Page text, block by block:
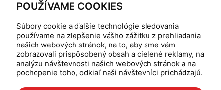
POUŽÍVAME COOKIES
Súbory cookie a ďalšie technológie sledovania
používame na zlepšenie vášho zážitku z prehliadania
našich webových stránok, na to, aby sme vám
zobrazovali prispôsobený obsah a cielené reklamy, na
analýzu návštevnosti našich webových stránok a na
pochopenie toho, odkiaľ naši návštevníci prichádzajú.
Dynamické termostatické ventily
Domov
Produkty
Aktuality
Odber šikovné tipy